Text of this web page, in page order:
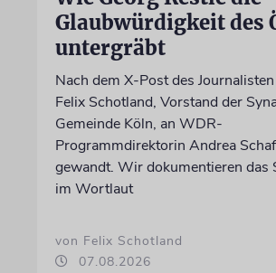
Glaubwürdigkeit des
untergräbt
Nach dem X-Post des
Felix Schotland, Vorstand der
Gemeinde Köln, an WDR-
Programmdirektorin Andrea
gewandt. Wir dokumentieren das
im Wortlaut
von Felix Schotland
07.08.2026